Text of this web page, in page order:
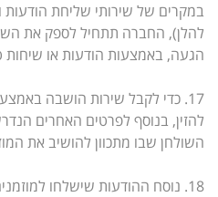
במקרים של שירותי שליחת הודעות
להלן), החברה תתחיל לספק את
הגעה, באמצעות הודעות או שיחות
להזין, בנוסף לפרטים האחרים
השולחן שבו מתכוון להושיב את
18. נוסח ההודעות שישלחו